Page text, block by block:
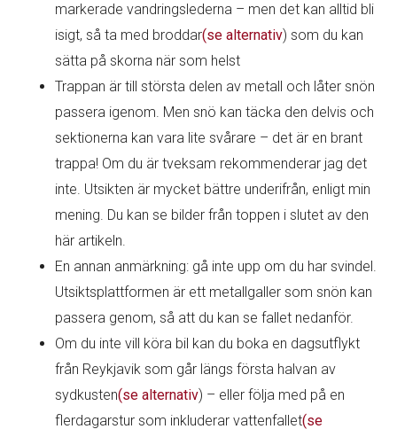
markerade vandringslederna – men det kan alltid bli
isigt, så ta med broddar(se alternativ) som du kan
sätta på skorna när som helst
Trappan är till största delen av metall och låter snön
passera igenom. Men snö kan täcka den delvis och
sektionerna kan vara lite svårare – det är en brant
trappa! Om du är tveksam rekommenderar jag det
inte. Utsikten är mycket bättre underifrån, enligt min
mening. Du kan se bilder från toppen i slutet av den
här artikeln.
En annan anmärkning: gå inte upp om du har svindel.
Utsiktsplattformen är ett metallgaller som snön kan
passera genom, så att du kan se fallet nedanför.
Om du inte vill köra bil kan du boka en dagsutflykt
från Reykjavik som går längs första halvan av
sydkusten(se alternativ) – eller följa med på en
flerdagarstur som inkluderar vattenfallet(se